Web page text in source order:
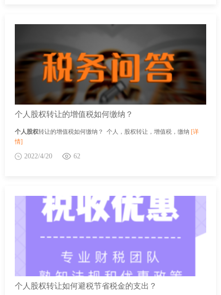
个人股权转让的增值税如何缴纳？
个人股权转让的增值税如何缴纳？ 个人，股权转让，增值税，缴纳 [详
情]
2022/4/20 62
个人股权转让如何避税节省税金的支出？